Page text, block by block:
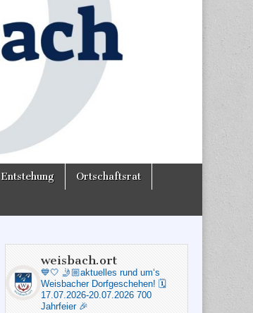
Entstehung Ortschaftsrat
weisbach.ort
💙🤍 🤳🏼aktuelles rund um‘s
Weisbacher Dorfgeschehen! 🗓️
17.07.2026-20.07.2026 700
Jahrfeier 🎉